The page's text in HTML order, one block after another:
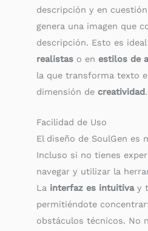
descripción y en
genera una imagen que
descripción. Esto es
realistas o en estilos de
la que transforma texto
dimensión de creatividad.
Facilidad de Uso
El diseño de SoulGen es
Incluso si no tienes
navegar y utilizar la
La interfaz es intuitivay
permitiéndote
obstáculos técnicos. No